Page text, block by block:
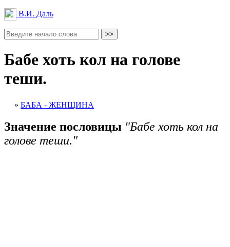
В.И. Даль
Бабе хоть кол на голове
теши.
» БАБА - ЖЕНЩИНА
Значение пословицы "Бабе хоть кол на
голове теши."